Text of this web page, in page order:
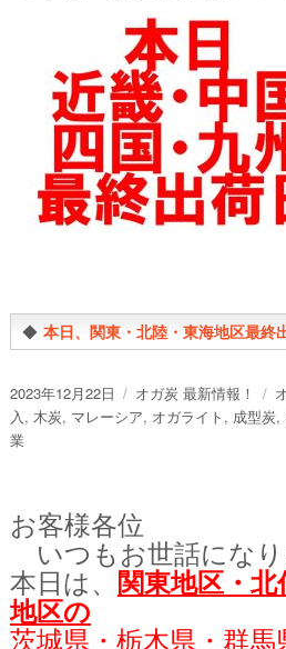
◆ 本日、関東・北陸・東海地区最終
投
稿
日:
2023年12月22日
カ
テ
オガ炭 最新情報！
入, 木炭, マレーシア, オガライト , 成型炭,
業
お客様各位
いつもお世話になり
本日は、
関東地区・
地区の
茨城県・栃木県・群馬